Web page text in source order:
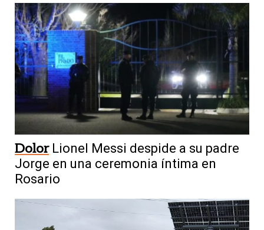
Dolor Lionel Messi despide a su padre
Jorge en una ceremonia íntima en
Rosario